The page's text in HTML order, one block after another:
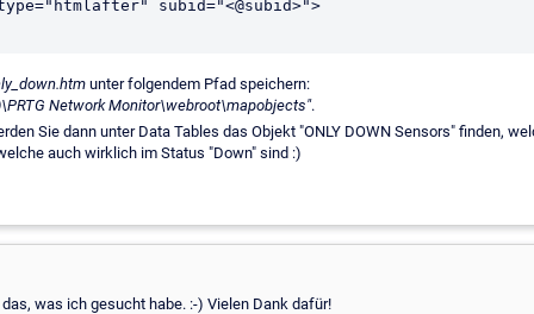
unter folgendem Pfad speichern:
Network Monitor\webroot\mapobjects".
Sie dann unter Data Tables das Objekt "ONLY DOWN Sensors" finden,
auch wirklich im Status "Down" sind :)
was ich gesucht habe. :-) Vielen Dank dafür!